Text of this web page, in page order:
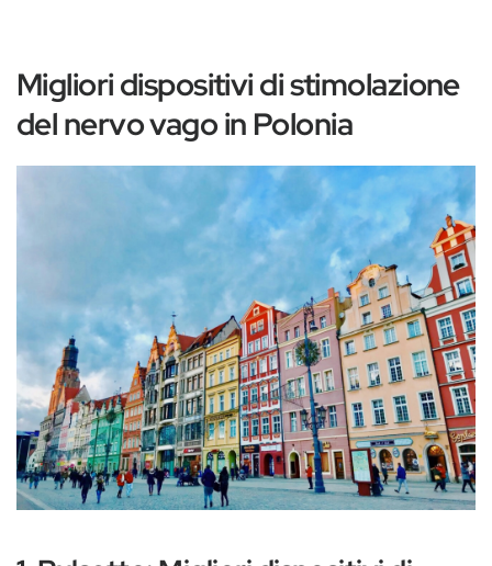
Migliori dispositivi di stimolazione
del nervo vago in Polonia